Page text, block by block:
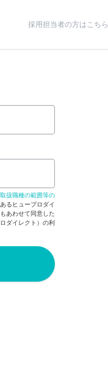
採用担当者の方はこちら
取扱職種の範囲等の
るヒュープロダイ
あわせて同意した
ダイレクト）の利